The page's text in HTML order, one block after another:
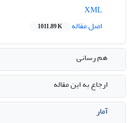
اصل مقاله
1011.89 K
هم رسانی
ارجاع به این مقاله
آمار